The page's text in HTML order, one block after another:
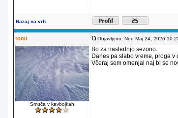
Nazaj na vrh
tomi Objavljeno: Ned Maj 24, 2026
Smuča v kavbojkah
Bo za naslednjo sezono.
Danes pa slabo vreme, proga
Včeraj sem omenjal naj bi se